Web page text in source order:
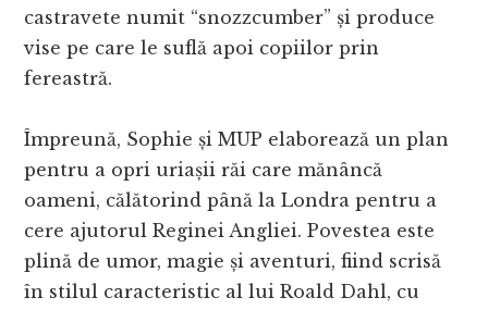
castravete numit “snozzcumber” și produce
vise pe care le suflă apoi copiilor prin
fereastră.
Împreună, Sophie și MUP elaborează un plan
pentru a opri uriașii răi care mănâncă
oameni, călătorind până la Londra pentru a
cere ajutorul Reginei Angliei. Povestea este
plină de umor, magie și aventuri, fiind scrisă
în stilul caracteristic al lui Roald Dahl, cu